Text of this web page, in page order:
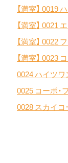
【満室】 0019
【満室】 0021
【満室】 0022
【満室】 0023
0024 ハイツワ
0025 コーポ・
0028 スカイ